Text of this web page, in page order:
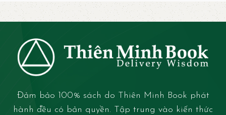
Đảm bảo 100% sách do Thiên Minh Book phát
hành đều có bản quyền. Tập trung vào kiến thức